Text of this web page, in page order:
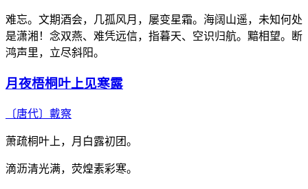
难忘。文期酒会，几孤风月，屡变星霜。海阔山遥，未知何处
是潇湘！念双燕、难凭远信，指暮天、空识归航。黯相望。断
鸿声里，立尽斜阳。
月夜梧桐叶上见寒露
〔唐代〕 戴察
萧疏桐叶上，月白露初团。
滴沥清光满，荧煌素彩寒。